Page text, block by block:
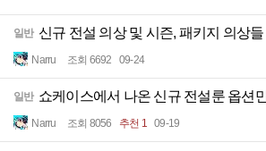
일반 신규 전설 의상 및 시즌, 패키지 의상
Narru 조회 6692 09-24
일반 쇼케이스에서 나온 신규 전설룬 옵션
Narru 조회 8056 추천 1 09-19